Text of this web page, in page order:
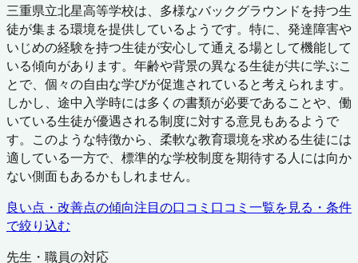
三重県立北星高等学校は、多様なバックグラウンドを持つ生
徒が集まる環境を提供しているようです。特に、発達障害や
いじめの経験を持つ生徒が安心して通える場として機能して
いる傾向があります。年齢や背景の異なる生徒が共に学ぶこ
とで、個々の自由な学びが促進されていると考えられます。
しかし、途中入学時には多くの書類が必要であることや、働
いている生徒が優遇される制度に対する意見もあるようで
す。このような特徴から、柔軟な教育環境を求める生徒には
適している一方で、標準的な学校制度を期待する人には向か
ない側面もあるかもしれません。
良い点・改善点の傾向注目の口コミ 口コミ一覧を見る・条件
で絞り込む
先生・職員の対応